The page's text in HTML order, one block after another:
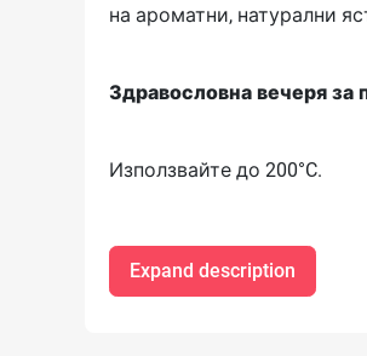
на ароматни, натурални
Здравословна вечеря за
Използвайте до 200°C.
Expand description